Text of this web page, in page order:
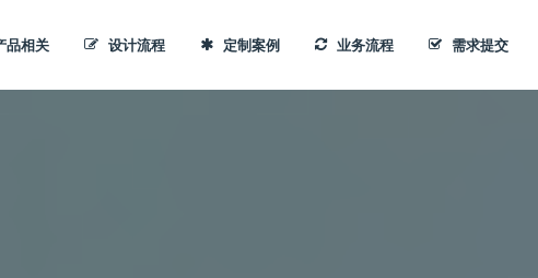
品相关 设计流程 定制案例 业务流程 需求提交